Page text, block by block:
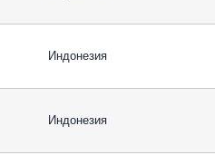
Индонезия
Индонезия